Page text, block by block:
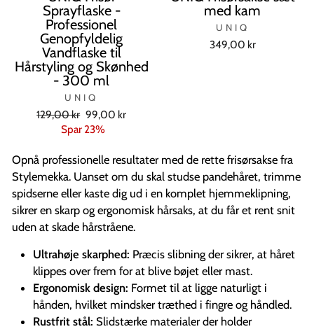
Sprayflaske -
Professionel
Genopfyldelig
Vandflaske til
Hårstyling og Skønhed
- 300 ml
UNIQ
Normal
129,00 kr Tilbudspris
99,00 kr
Spar 23%
med kam
UNIQ
349,00 kr
Opnå professionelle resultater med de rette frisørsakse fra
Stylemekka. Uanset om du skal studse pandehåret, trimme
spidserne eller kaste dig ud i en komplet hjemmeklipning,
sikrer en skarp og ergonomisk hårsaks, at du får et rent snit
uden at skade hårstråene.
Ultrahøje skarphed: Præcis slibning der sikrer, at håret
klippes over frem for at blive bøjet eller mast.
Ergonomisk design: Formet til at ligge naturligt i
hånden, hvilket mindsker træthed i fingre og håndled.
Rustfrit stål: Slidstærke materialer der holder